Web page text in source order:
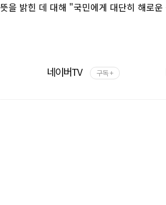
뜻을 밝힌 데 대해 "국민에게 대단히 해로
네이버TV 구독 +